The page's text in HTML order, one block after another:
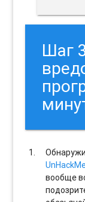
Шаг
вообще